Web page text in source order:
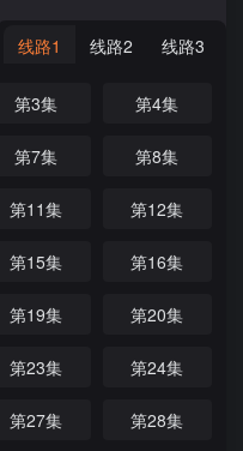
线路1 线路2 线路3
第3集 第4集
第7集 第8集
第11集 第12集
第15集 第16集
第19集 第20集
第23集 第24集
第27集 第28集